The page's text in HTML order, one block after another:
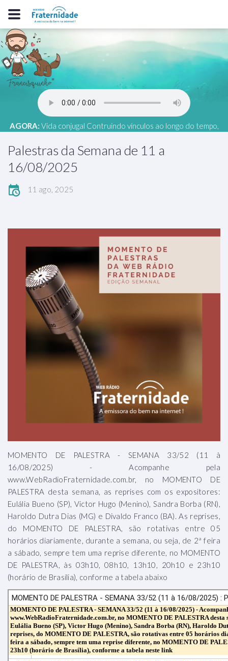
AGORA: Vida conjugal Contruindo vínculos ao longo do tempo,
Palestras da Semana de 11 a
16/08/2025
11 ago, 2025
MOMENTO DE PALESTRA - SEMANA 33/52 (11 à
16/08/2025) - Acompanhe pela
www.WebRadioFraternidade.com.br, no MOMENTO DE
PALESTRA desta semana, as reprises com os expositores:
Eulália Bueno (SP), Victor Hugo (Menino), Sandra Borba (RN),
Haroldo Dutra Dias (MG) e Divaldo Franco (BA). As reprises,
do MOMENTO DE PALESTRA, são rotativas entre 05
horários diariamente, durante a semana, ou seja, de 2ª feira
a sábado, sempre tem uma reprise diferente, no MOMENTO
DE PALESTRA, às 03h10, 08h10, 13h10, 20h10 e 23h10
(horário de Brasília), conforme a tabela abaixo